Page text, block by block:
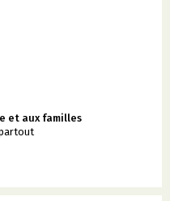
et aux familles